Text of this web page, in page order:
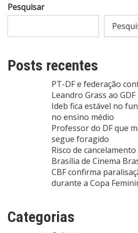
Pesquisar
Posts recentes
PT-DF e federação
Leandro Grass ao GDF
Ideb fica estável no
no ensino médio
Professor do DF que
segue foragido
Risco de
Brasília de Cinema
CBF confirma
durante a Copa
Categorias